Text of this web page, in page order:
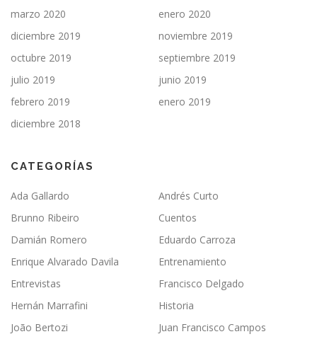
marzo 2020
enero 2020
diciembre 2019
noviembre 2019
octubre 2019
septiembre 2019
julio 2019
junio 2019
febrero 2019
enero 2019
diciembre 2018
CATEGORÍAS
Ada Gallardo
Andrés Curto
Brunno Ribeiro
Cuentos
Damián Romero
Eduardo Carroza
Enrique Alvarado Davila
Entrenamiento
Entrevistas
Francisco Delgado
Hernán Marrafini
Historia
João Bertozi
Juan Francisco Campos